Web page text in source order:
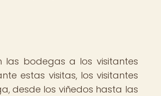
las bodegas a los visitantes
estas visitas, los visitantes
desde los viñedos hasta las